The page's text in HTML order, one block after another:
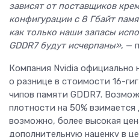
зависят от поставщиков
конфигурации с 8 Гбайт
как только наши запасы
GDDR7 будут исчерпаны», —
Компания Nvidia
о разнице в стоимости 16-
чипов памяти GDDR7.
плотности на 50%
возможно, более высокая
дополнительную наценку в